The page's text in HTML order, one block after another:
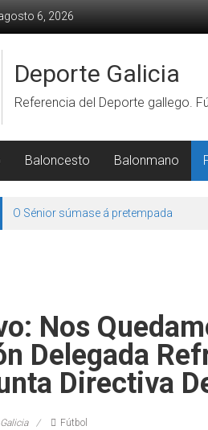
6, 2026
Deporte Galicia
Referencia del Deporte gallego.
Baloncesto Balonmano
O Sénior súmase á pretempada
Nos
Delegada
Directiva
Fútbol